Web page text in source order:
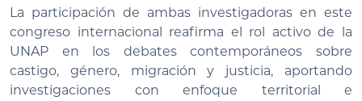
La participación de ambas investigadoras en este
congreso internacional reafirma el rol activo de la
UNAP en los debates contemporáneos sobre
castigo, género, migración y justicia, aportando
investigaciones con enfoque territorial e